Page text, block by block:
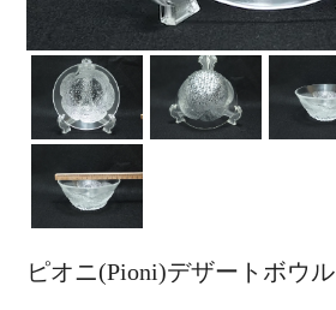
ピオニ(Pioni)デザートボウル